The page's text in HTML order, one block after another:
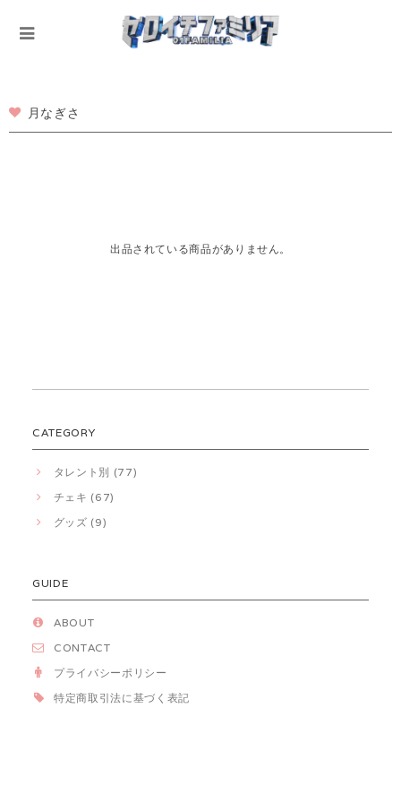
月なぎさ
出品されている商品がありません。
CATEGORY
タレント別 (77)
チェキ (67)
グッズ (9)
GUIDE
ABOUT
CONTACT
プライバシーポリシー
特定商取引法に基づく表記